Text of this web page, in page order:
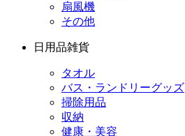
扇風機
その他
日用品雑貨
タオル
バス・ランドリーグッズ
掃除用品
収納
健康・美容